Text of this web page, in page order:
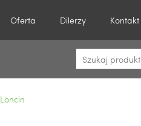
Oferta Dilerzy Kontakt
Loncin